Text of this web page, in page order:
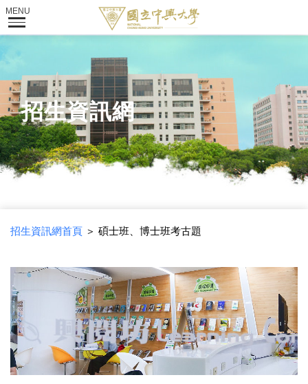
招生資訊網
招生資訊網首頁＞ 碩士班、博士班考古題